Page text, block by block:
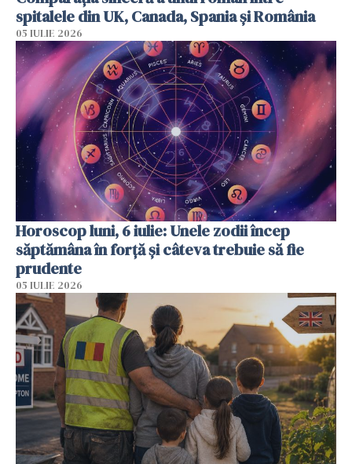
spitalele din UK, Canada, Spania și România
05 IULIE 2026
Horoscop luni, 6 iulie: Unele zodii încep
săptămâna în forță și câteva trebuie să fie
prudente
05 IULIE 2026